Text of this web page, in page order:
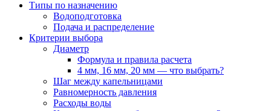
Типы по назначению
Водоподготовка
Подача и распределение
Критерии выбора
Диаметр
Формула и правила расчета
4 мм, 16 мм, 20 мм — что выбрать?
Шаг между капельницами
Равномерность давления
Расходы воды